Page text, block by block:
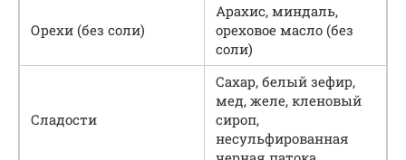
Орехи (без соли)
Арахис, миндаль,
ореховое масло (без
соли)
Сладости
Сахар, белый зефир,
мед, желе, кленовый
сироп,
несульфированная